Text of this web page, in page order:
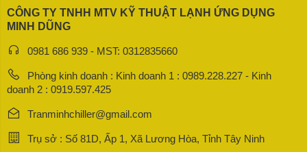
CÔNG TY TNHH MTV KỸ THUẬT LẠNH ỨNG DỤNG
MINH DŨNG
0981 686 939 - MST: 0312835660
Phòng kinh doanh : Kinh doanh 1 : 0989.228.227 - Kinh
doanh 2 : 0919.597.425
Tranminhchiller@gmail.com
Trụ sở : Số 81D, Ấp 1, Xã Lương Hòa, Tỉnh Tây Ninh